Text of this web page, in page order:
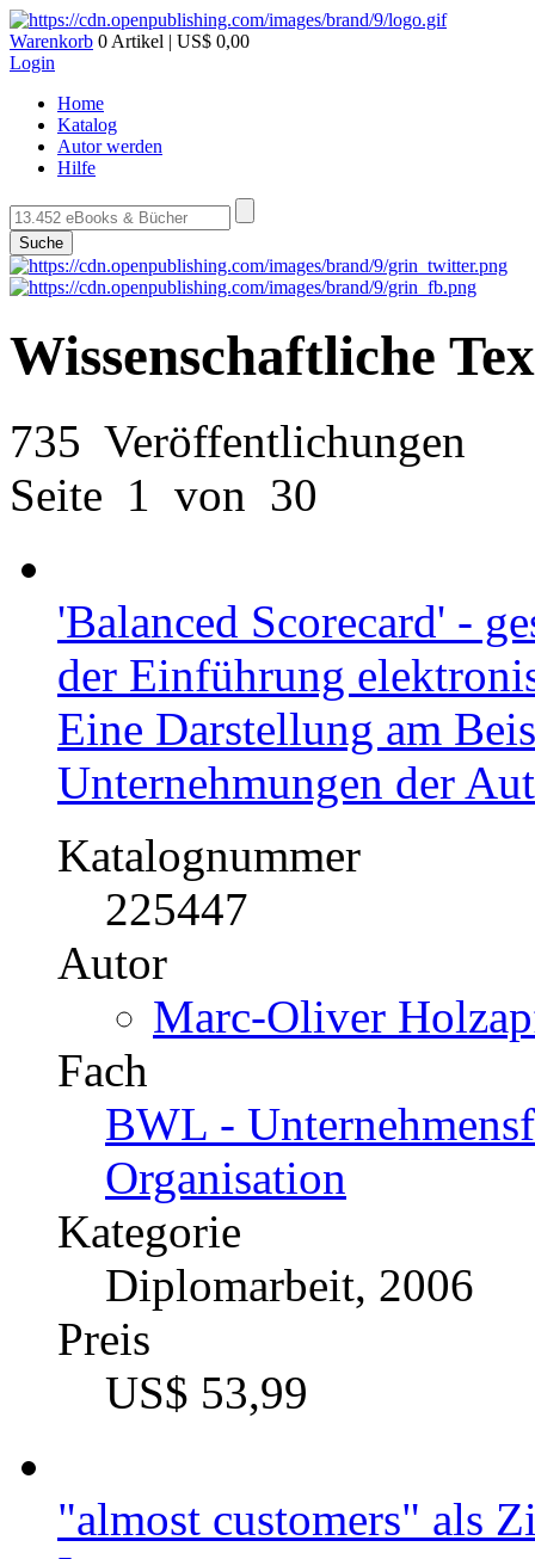
Warenkorb 0 Artikel | US$ 0,00
Login
Home
Katalog
Autor werden
Hilfe
Suche
Wissenschaftliche
735 Veröffentlichungen
Seite 1 von 30
'Balanced Scorecard' -
der Einführung
Eine Darstellung am
Unternehmungen der
Katalognummer
225447
Autor
Marc-Oliver
Fach
BWL -
Organisation
Kategorie
Diplomarbeit, 2006
Preis
US$ 53,99
"almost customers" als